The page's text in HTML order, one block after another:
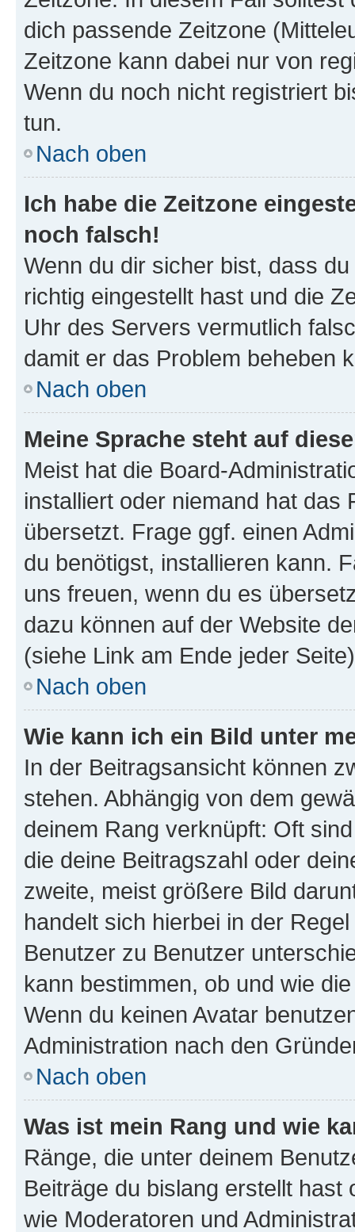
dich passende Zeitzone
Zeitzone kann dabei nur von
Wenn du noch nicht registriert
tun.
Nach oben
Ich habe die Zeitzone
noch falsch!
Wenn du dir sicher bist, dass
richtig eingestellt hast und die
Uhr des Servers vermutlich
damit er das Problem beheben
Nach oben
Meine Sprache steht auf
Meist hat die Board-
installiert oder niemand hat das
übersetzt. Frage ggf. einen
du benötigst, installieren kann.
uns freuen, wenn du es
dazu können auf der Website
(siehe Link am Ende jeder
Nach oben
Wie kann ich ein Bild unter
In der Beitragsansicht können
stehen. Abhängig von dem
deinem Rang verknüpft: Oft
die deine Beitragszahl oder
zweite, meist größere Bild
handelt sich hierbei in der
Benutzer zu Benutzer
kann bestimmen, ob und wie
Wenn du keinen Avatar
Administration nach den
Nach oben
Was ist mein Rang und wie
Ränge, die unter deinem
Beiträge du bislang erstellt
wie Moderatoren und